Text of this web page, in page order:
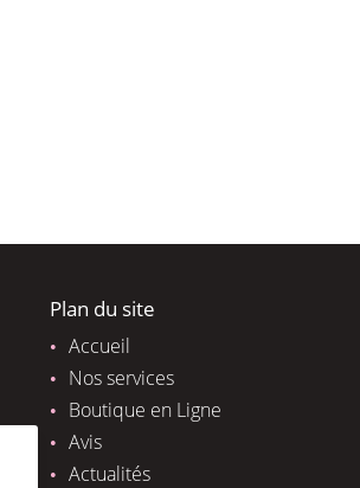
Plan du site
Accueil
Nos services
Boutique en Ligne
Avis
Actualités